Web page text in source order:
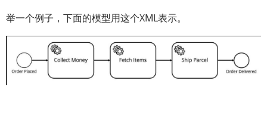
举一个例子，下面的模型用这个XML表示。